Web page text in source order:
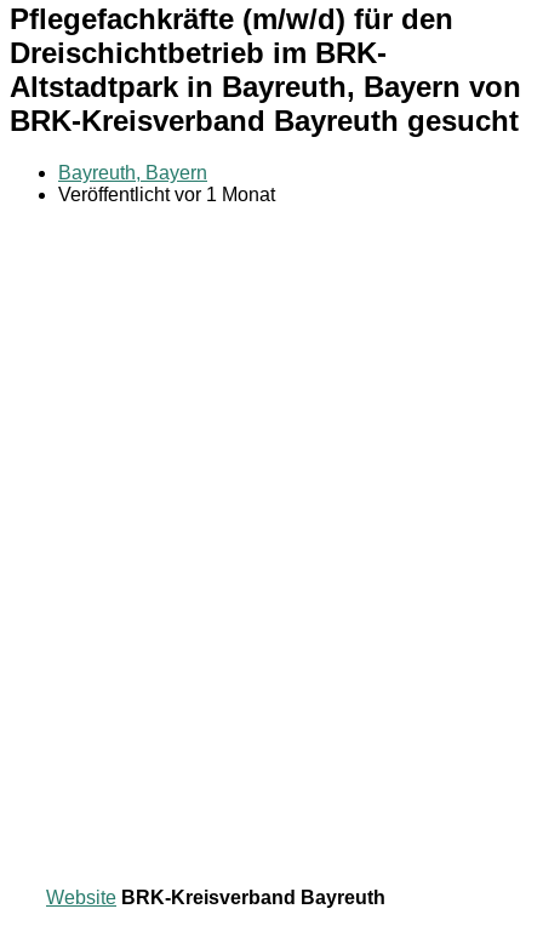
Pflegefachkräfte (m/w/d) für den
Dreischichtbetrieb im BRK-
Altstadtpark in Bayreuth, Bayern von
BRK-Kreisverband Bayreuth gesucht
Bayreuth, Bayern
Veröffentlicht vor 1 Monat
Website BRK-Kreisverband Bayreuth